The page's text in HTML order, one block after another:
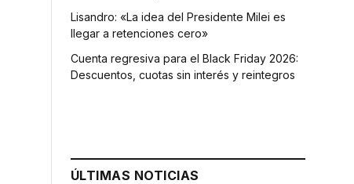
Lisandro: «La idea del Presidente Milei es
llegar a retenciones cero»
Cuenta regresiva para el Black Friday 2026:
Descuentos, cuotas sin interés y reintegros
ÚLTIMAS NOTICIAS